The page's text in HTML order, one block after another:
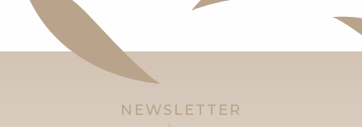
NEWSLETTER